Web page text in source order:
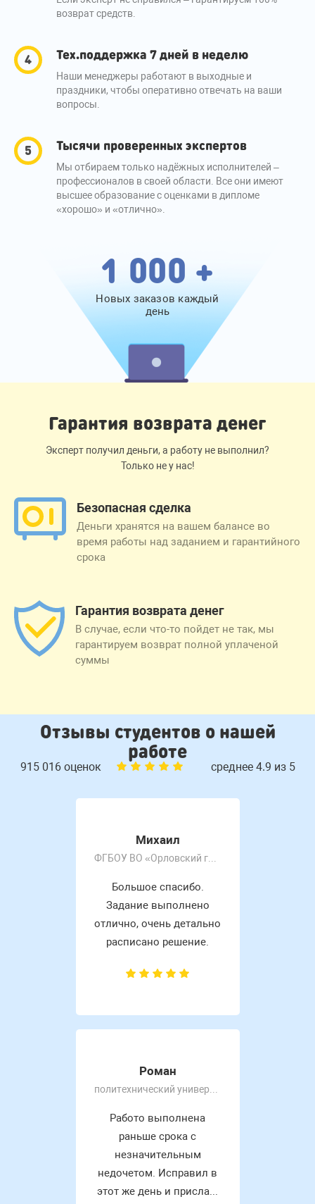
возврат средств.
Тех.поддержка 7 дней в неделю
Наши менеджеры работают в выходные и
праздники, чтобы оперативно отвечать на ваши
вопросы.
Тысячи проверенных экспертов
Мы отбираем только надёжных исполнителей –
профессионалов в своей области. Все они имеют
высшее образование с оценками в дипломе
«хорошо» и «отлично».
1 000 +
Новых заказов каждый
день
Гарантия возврата денег
Эксперт получил деньги, а работу не выполнил?
Только не у нас!
Безопасная сделка
Деньги хранятся на вашем балансе во
время работы над заданием и гарантийного
срока
Гарантия возврата денег
В случае, если что-то пойдет не так, мы
гарантируем возврат полной уплаченой
суммы
Отзывы студентов о нашей
работе
915 016 оценок среднее 4.9 из 5
Михаил
ФГБОУ ВО «Орловский государственный университет имени И.С. Тургенева»
Большое спасибо.
Задание выполнено
отлично, очень детально
расписано решение.
Роман
Работо выполнена
раньше срока с
незначительным
недочетом. Исправил в
этот же день и присла...